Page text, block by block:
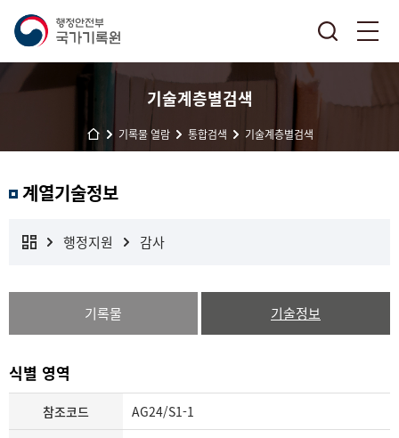
기술계층별검색
기록물 열람 통합검색 기술계층별검색
계열기술정보
행정지원 감사
기록물 기술정보
식별 영역
참조코드 AG24/S1-1